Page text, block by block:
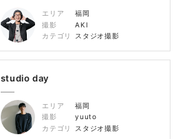
エリア
福岡
撮影
AKI
カテゴリ
スタジオ撮影
studio day
エリア
福岡
撮影
yuuto
カテゴリ
スタジオ撮影